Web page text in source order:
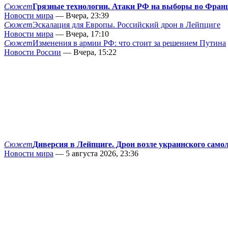
СюжетГрязные технологии. Атаки РФ на выборы во
Новости мира — Вчера, 23:39
СюжетЭскалация для Европы. Российский дрон в Лейпциге
Новости мира — Вчера, 17:10
СюжетИзменения в армии РФ: что стоит за решением Путина
Новости России — Вчера, 15:22
СюжетДиверсия в Лейпциге. Дрон возле украинского
Новости мира — 5 августа 2026, 23:36